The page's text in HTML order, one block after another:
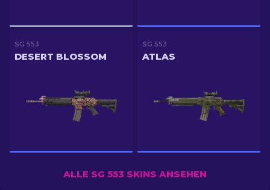
SG 553
DESERT BLOSSOM
SG 553
ATLAS
ALLE SG 553 SKINS ANSEHEN